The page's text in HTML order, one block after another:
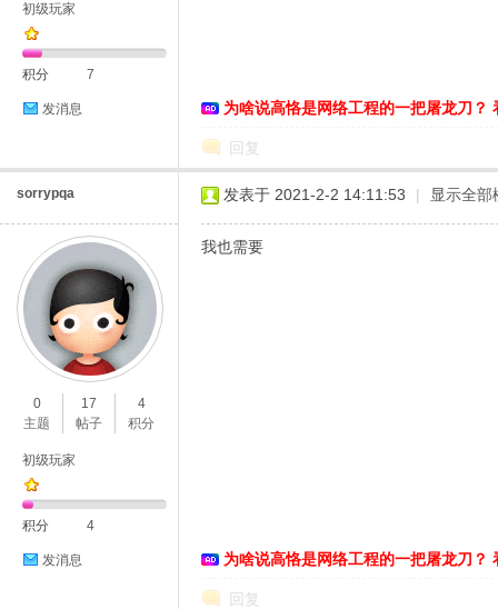
初级玩家
积分 7
发消息 为啥说高恪是网络工程的一把屠龙刀？
回复
sorrypqa
0
主题
17
帖子
4
积分
初级玩家
积分 4
发消息
发表于 2021-2-2 14:11:53 | 显示全部
我也需要
为啥说高恪是网络工程的一把屠龙刀？
回复